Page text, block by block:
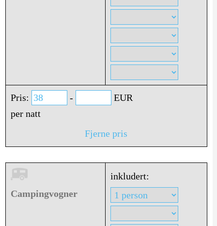
Pris: -
EUR
per natt
Fjerne pris
Campingvogner
inkludert: